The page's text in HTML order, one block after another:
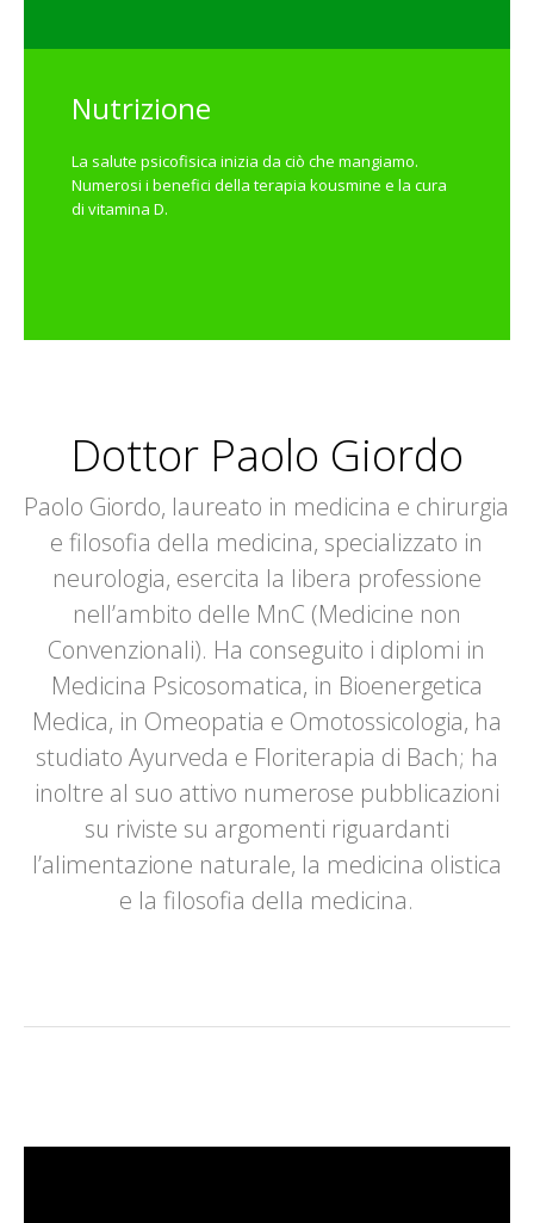
Nutrizione
La salute psicofisica inizia da ciò che mangiamo.
Numerosi i benefici della terapia kousmine e la cura
di vitamina D.
Dottor Paolo Giordo
Paolo Giordo, laureato in medicina e chirurgia
e filosofia della medicina, specializzato in
neurologia, esercita la libera professione
nell’ambito delle MnC (Medicine non
Convenzionali). Ha conseguito i diplomi in
Medicina Psicosomatica, in Bioenergetica
Medica, in Omeopatia e Omotossicologia, ha
studiato Ayurveda e Floriterapia di Bach; ha
inoltre al suo attivo numerose pubblicazioni
su riviste su argomenti riguardanti
l’alimentazione naturale, la medicina olistica
e la filosofia della medicina.